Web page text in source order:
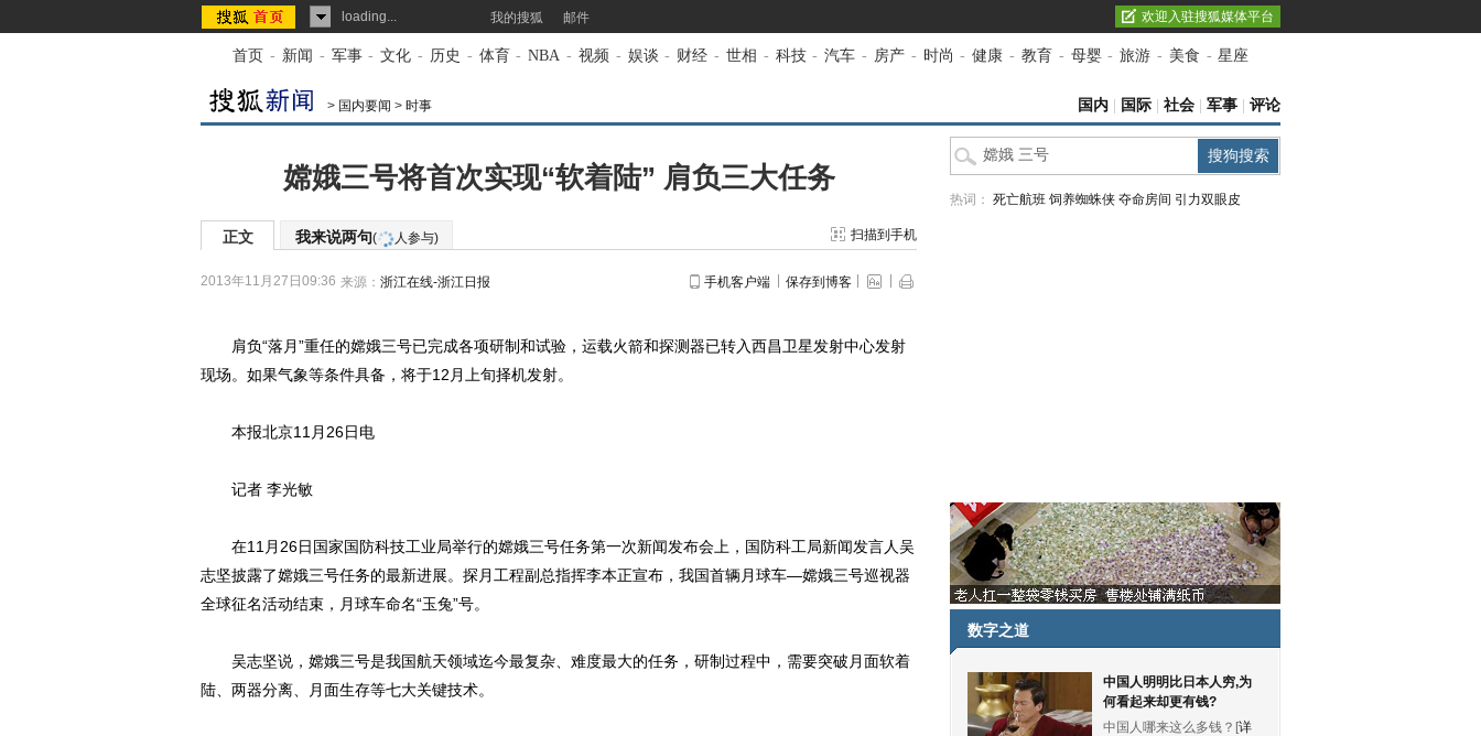
loading... 我的搜狐 邮件 欢迎入驻搜狐媒体平台
首页 - 新闻 - 军事 - 文化 - 历史 - 体育 - NBA - 视频 - 娱谈 - 财经 - 世相 - 科技 - 汽车 - 房产 - 时尚 - 健康 - 教育 - 母婴 - 旅游 - 美食 - 星座
> 国内要闻 > 时事 国内 国际 社会 军事 评论
嫦娥三号将首次实现“软着陆” 肩负三大任务
正文 我来说两句( 人参与) 扫描到手机
2013年11月27日09:36 来源： 浙江在线-浙江日报 手机客户端 保存到博客
肩负“落月”重任的嫦娥三号已完成各项研制和试验，运载火箭和探测器已转入西昌卫星发射中心发射
现场。如果气象等条件具备，将于12月上旬择机发射。
本报北京11月26日电
记者 李光敏
在11月26日国家国防科技工业局举行的嫦娥三号任务第一次新闻发布会上，国防科工局新闻发言人吴
志坚披露了嫦娥三号任务的最新进展。探月工程副总指挥李本正宣布，我国首辆月球车—嫦娥三号巡视器
全球征名活动结束，月球车命名“玉兔”号。
吴志坚说，嫦娥三号是我国航天领域迄今最复杂、难度最大的任务，研制过程中，需要突破月面软着
陆、两器分离、月面生存等七大关键技术。
热词： 死亡航班 饲养蜘蛛侠 夺命房间 引力双眼皮
数字之道
中国人明明比日本人穷,为
何看起来却更有钱?
中国人哪来这么多钱？[详